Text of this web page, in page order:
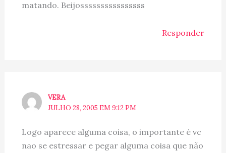
matando. Beijossssssssssssssss
Responder
VERA
JULHO 28, 2005 EM 9:12 PM
Logo aparece alguma coisa, o importante é vc
nao se estressar e pegar alguma coisa que não